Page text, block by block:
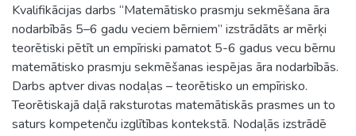
Kvalifikācijas darbs “Matemātisko prasmju sekmēšana āra
nodarbībās 5–6 gadu veciem bērniem” izstrādāts ar mērķi
teorētiski pētīt un empīriski pamatot 5-6 gadus vecu bērnu
matemātisko prasmju sekmēšanas iespējas āra nodarbībās.
Darbs aptver divas nodaļas – teorētisko un empīrisko.
Teorētiskajā daļā raksturotas matemātiskās prasmes un to
saturs kompetenču izglītības kontekstā. Nodaļās izstrādē